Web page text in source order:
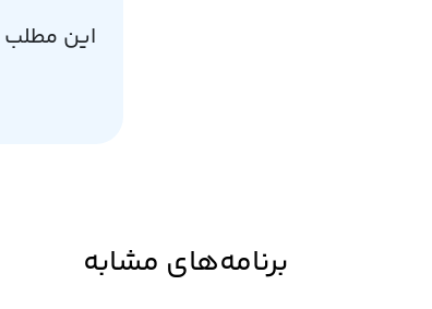
این مطلب
برنامه‌های مشابه